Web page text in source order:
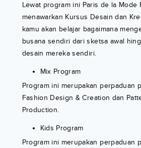
Lewat program ini Paris de la Mode
menawarkan Kursus Desain dan
kamu akan belajar bagaimana
busana sendiri dari sketsa awal
desain mereka sendiri.
Mix Program
Program ini merupakan perpaduan
Fashion Design & Creation dan
Production.
Kids Program
Program ini merupakan perpaduan